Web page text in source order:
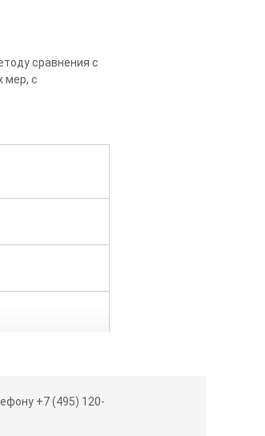
сравнения с
мер, с
+7 (495) 120-